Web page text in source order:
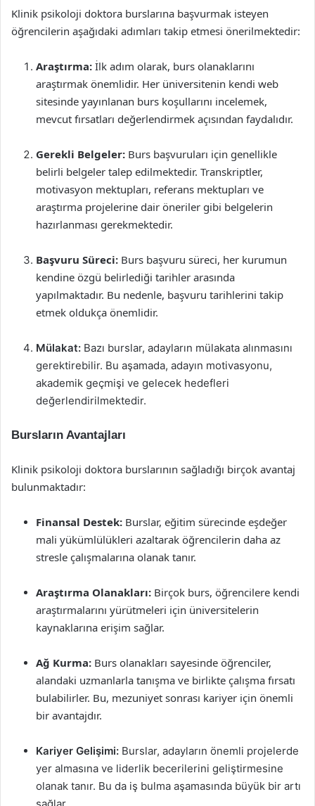
Klinik psikoloji doktora burslarına başvurmak isteyen
öğrencilerin aşağıdaki adımları takip etmesi önerilmektedir:
Araştırma: İlk adım olarak, burs olanaklarını
araştırmak önemlidir. Her üniversitenin kendi web
sitesinde yayınlanan burs koşullarını incelemek,
mevcut fırsatları değerlendirmek açısından faydalıdır.
Gerekli Belgeler: Burs başvuruları için genellikle
belirli belgeler talep edilmektedir. Transkriptler,
motivasyon mektupları, referans mektupları ve
araştırma projelerine dair öneriler gibi belgelerin
hazırlanması gerekmektedir.
Başvuru Süreci: Burs başvuru süreci, her kurumun
kendine özgü belirlediği tarihler arasında
yapılmaktadır. Bu nedenle, başvuru tarihlerini takip
etmek oldukça önemlidir.
Mülakat: Bazı burslar, adayların mülakata alınmasını
gerektirebilir. Bu aşamada, adayın motivasyonu,
akademik geçmişi ve gelecek hedefleri
değerlendirilmektedir.
Bursların Avantajları
Klinik psikoloji doktora burslarının sağladığı birçok avantaj
bulunmaktadır:
Finansal Destek: Burslar, eğitim sürecinde eşdeğer
mali yükümlülükleri azaltarak öğrencilerin daha az
stresle çalışmalarına olanak tanır.
Araştırma Olanakları: Birçok burs, öğrencilere kendi
araştırmalarını yürütmeleri için üniversitelerin
kaynaklarına erişim sağlar.
Ağ Kurma: Burs olanakları sayesinde öğrenciler,
alandaki uzmanlarla tanışma ve birlikte çalışma fırsatı
bulabilirler. Bu, mezuniyet sonrası kariyer için önemli
bir avantajdır.
Kariyer Gelişimi: Burslar, adayların önemli projelerde
yer almasına ve liderlik becerilerini geliştirmesine
olanak tanır. Bu da iş bulma aşamasında büyük bir artı